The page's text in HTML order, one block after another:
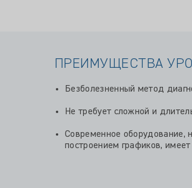
ПРЕИМУЩЕСТВА
Безболезненный метод
Не требует сложной и
Современное оборудование,
построением графиков,